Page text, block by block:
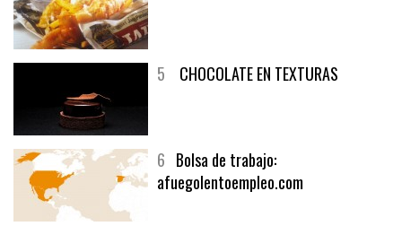
5 CHOCOLATE EN TEXTURAS
6 Bolsa de trabajo:
afuegolentoempleo.com